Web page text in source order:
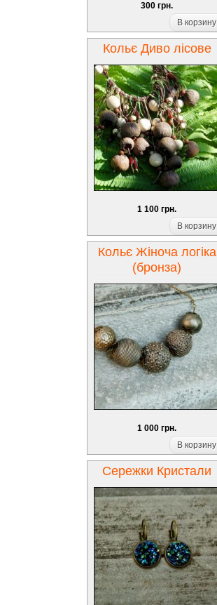
300 грн.
В корзину
Кольє Диво лісове
1 100 грн.
В корзину
Кольє Жіноча логіка
(бронза)
1 000 грн.
В корзину
Сережки Кристали